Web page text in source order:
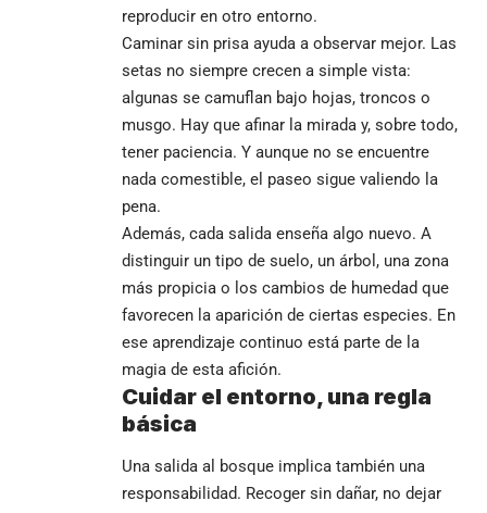
reproducir en otro entorno.
Caminar sin prisa ayuda a observar mejor. Las
setas no siempre crecen a simple vista:
algunas se camuflan bajo hojas, troncos o
musgo. Hay que afinar la mirada y, sobre todo,
tener paciencia. Y aunque no se encuentre
nada comestible, el paseo sigue valiendo la
pena.
Además, cada salida enseña algo nuevo. A
distinguir un tipo de suelo, un árbol, una zona
más propicia o los cambios de humedad que
favorecen la aparición de ciertas especies. En
ese aprendizaje continuo está parte de la
magia de esta afición.
Cuidar el entorno, una regla
básica
Una salida al bosque implica también una
responsabilidad. Recoger sin dañar, no dejar